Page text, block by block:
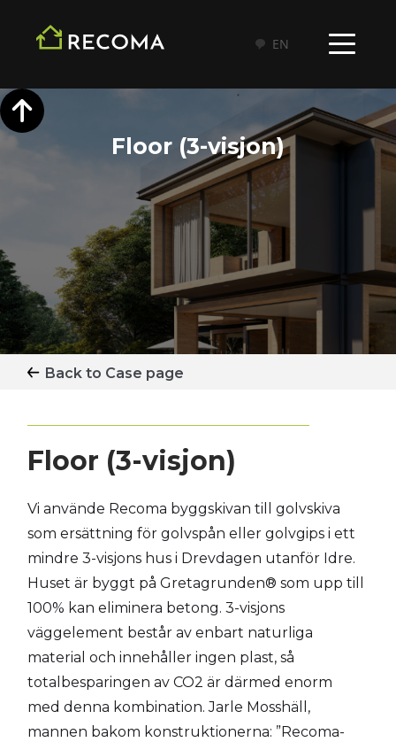
EN
Floor (3-visjon)
Back to Case page
Floor (3-visjon)
Vi använde Recoma byggskivan till golvskiva
som ersättning för golvspån eller golvgips i ett
mindre 3-visjons hus i Drevdagen utanför Idre.
Huset är byggt på Gretagrunden® som upp till
100% kan eliminera betong. 3-visjons
väggelement består av enbart naturliga
material och innehåller ingen plast, så
totalbesparingen av CO2 är därmed enorm
med denna kombination. Jarle Mosshäll,
mannen bakom konstruktionerna: ”Recoma-